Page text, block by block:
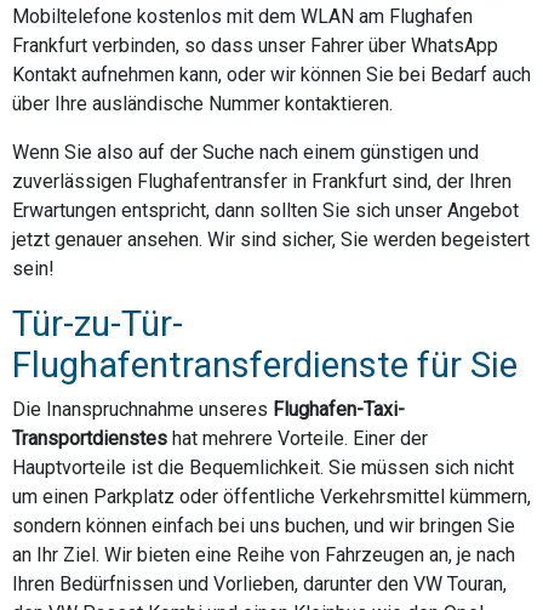
Mobiltelefone kostenlos mit dem WLAN am Flughafen
Frankfurt verbinden, so dass unser Fahrer über WhatsApp
Kontakt aufnehmen kann, oder wir können Sie bei Bedarf auch
über Ihre ausländische Nummer kontaktieren.
Wenn Sie also auf der Suche nach einem günstigen und
zuverlässigen Flughafentransfer in Frankfurt sind, der Ihren
Erwartungen entspricht, dann sollten Sie sich unser Angebot
jetzt genauer ansehen. Wir sind sicher, Sie werden begeistert
sein!
Tür-zu-Tür-
Flughafentransferdienste für Sie
Die Inanspruchnahme unseres Flughafen-Taxi-
Transportdienstes hat mehrere Vorteile. Einer der
Hauptvorteile ist die Bequemlichkeit. Sie müssen sich nicht
um einen Parkplatz oder öffentliche Verkehrsmittel kümmern,
sondern können einfach bei uns buchen, und wir bringen Sie
an Ihr Ziel. Wir bieten eine Reihe von Fahrzeugen an, je nach
Ihren Bedürfnissen und Vorlieben, darunter den VW Touran,